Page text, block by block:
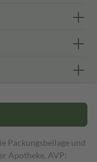
Packungsbeilage und
Apotheke. AVP: